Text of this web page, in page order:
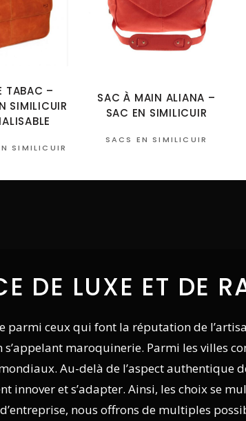
TABAC –
SIMILICUIR
SIMILICUIR
SAC À MAIN ALIANA –
SAC EN SIMILICUIR
SACS EN SIMILICUIR
DE LUXE ET DE
parmi ceux qui font la réputation de
maroquinerie. Parmi les villes
Au-delà de l’aspect authentique
innover et s’adapter. Ainsi, les choix se
nous offrons de multiples